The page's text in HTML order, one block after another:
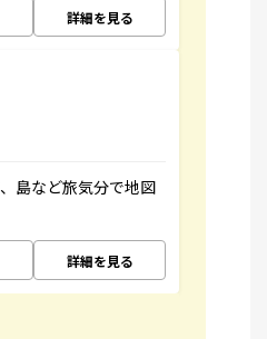
詳細を見る
島など旅気分で地図
詳細を見る